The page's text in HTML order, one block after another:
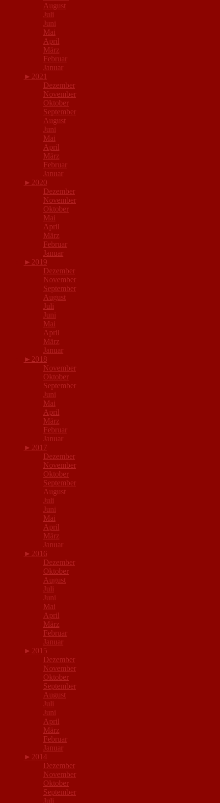
August
Juli
Juni
Mai
April
März
Februar
Januar
► 2021
Dezember
November
Oktober
September
August
Juni
Mai
April
März
Februar
Januar
► 2020
Dezember
November
Oktober
Mai
April
März
Februar
Januar
► 2019
Dezember
November
September
August
Juli
Juni
Mai
April
März
Januar
► 2018
November
Oktober
September
Juni
Mai
April
März
Februar
Januar
► 2017
Dezember
November
Oktober
September
August
Juli
Juni
Mai
April
März
Januar
► 2016
Dezember
Oktober
August
Juli
Juni
Mai
April
März
Februar
Januar
► 2015
Dezember
November
Oktober
September
August
Juli
Juni
April
März
Februar
Januar
► 2014
Dezember
November
Oktober
September
Juli